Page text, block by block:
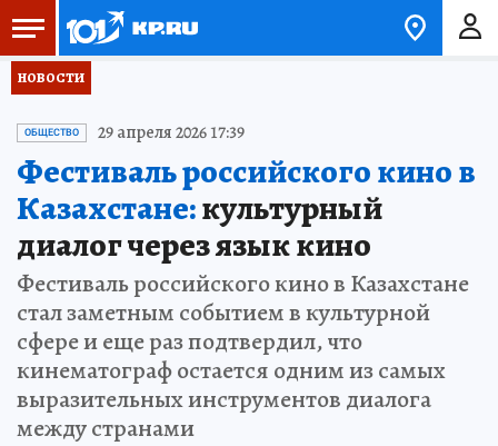
НОВОСТИ
ОБЩЕСТВО 29 апреля 2026 17:39
Фестиваль российского кино в
Казахстане:культурный
диалог через язык кино
Фестиваль российского кино в Казахстане
стал заметным событием в культурной
сфере и еще раз подтвердил, что
кинематограф остается одним из самых
выразительных инструментов диалога
между странами